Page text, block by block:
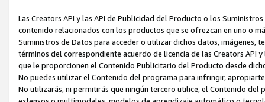
Las Creators API y las API de Publicidad del Producto o los
contenido relacionados con los productos que se ofrezcan en uno o
Suministros de Datos para acceder o utilizar dichos datos,
términos del correspondiente acuerdo de licencia de las Creators API
que le proporcionen el Contenido Publicitario del Producto desde
No puedes utilizar el Contenido del programa para infringir,
No utilizarás, ni permitirás que ningún tercero utilice, el Contenido